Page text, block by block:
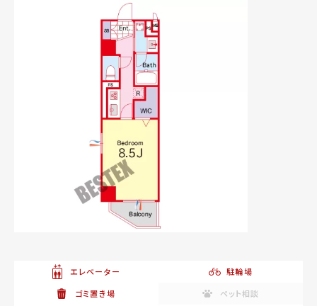
エレベーター
駐輪場
ゴミ置き場
ペット相談